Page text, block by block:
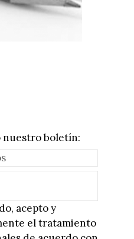
nuestro boletín:
acepto y
el tratamiento